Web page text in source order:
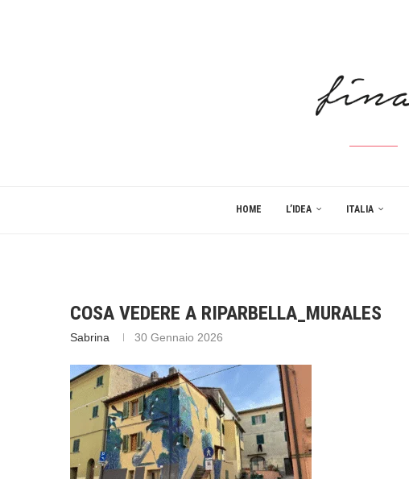
HOME L’IDEA ITALIA
COSA VEDERE A RIPARBELLA_MURALES
Sabrina 30 Gennaio 2026